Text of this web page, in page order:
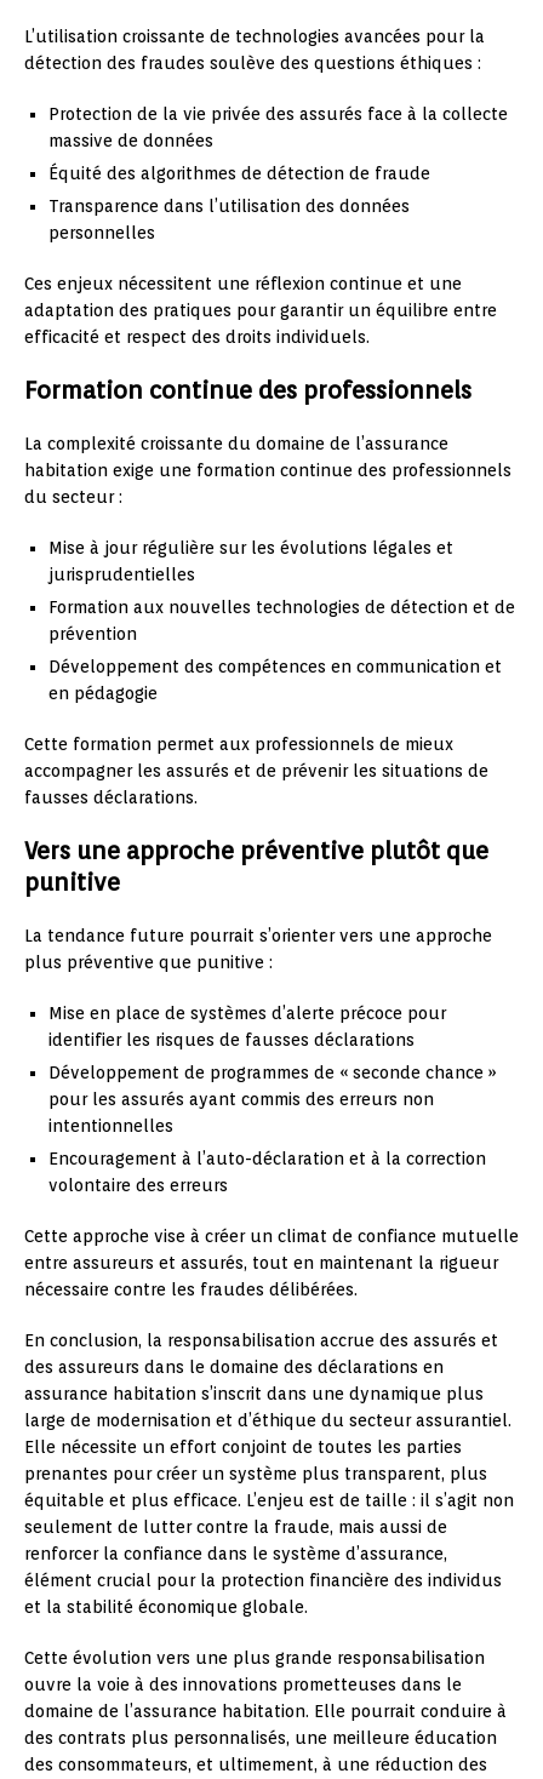
L’utilisation croissante de technologies avancées pour la
détection des fraudes soulève des questions éthiques :
Protection de la vie privée des assurés face à la collecte
massive de données
Équité des algorithmes de détection de fraude
Transparence dans l’utilisation des données
personnelles
Ces enjeux nécessitent une réflexion continue et une
adaptation des pratiques pour garantir un équilibre entre
efficacité et respect des droits individuels.
Formation continue des professionnels
La complexité croissante du domaine de l’assurance
habitation exige une formation continue des professionnels
du secteur :
Mise à jour régulière sur les évolutions légales et
jurisprudentielles
Formation aux nouvelles technologies de détection et de
prévention
Développement des compétences en communication et
en pédagogie
Cette formation permet aux professionnels de mieux
accompagner les assurés et de prévenir les situations de
fausses déclarations.
Vers une approche préventive plutôt que
punitive
La tendance future pourrait s’orienter vers une approche
plus préventive que punitive :
Mise en place de systèmes d’alerte précoce pour
identifier les risques de fausses déclarations
Développement de programmes de « seconde chance »
pour les assurés ayant commis des erreurs non
intentionnelles
Encouragement à l’auto-déclaration et à la correction
volontaire des erreurs
Cette approche vise à créer un climat de confiance mutuelle
entre assureurs et assurés, tout en maintenant la rigueur
nécessaire contre les fraudes délibérées.
En conclusion, la responsabilisation accrue des assurés et
des assureurs dans le domaine des déclarations en
assurance habitation s’inscrit dans une dynamique plus
large de modernisation et d’éthique du secteur assurantiel.
Elle nécessite un effort conjoint de toutes les parties
prenantes pour créer un système plus transparent, plus
équitable et plus efficace. L’enjeu est de taille : il s’agit non
seulement de lutter contre la fraude, mais aussi de
renforcer la confiance dans le système d’assurance,
élément crucial pour la protection financière des individus
et la stabilité économique globale.
Cette évolution vers une plus grande responsabilisation
ouvre la voie à des innovations prometteuses dans le
domaine de l’assurance habitation. Elle pourrait conduire à
des contrats plus personnalisés, une meilleure éducation
des consommateurs, et ultimement, à une réduction des